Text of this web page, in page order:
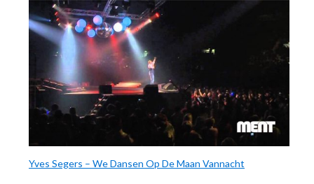
Yves Segers – We Dansen Op De Maan Vannacht